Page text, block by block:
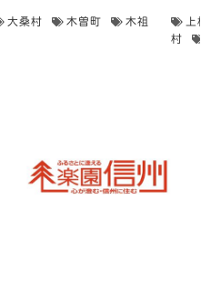
大桑村 木曽町
木祖
上
村